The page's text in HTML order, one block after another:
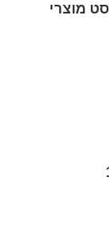
הגעה ל-49$ לפוסט מוצרי